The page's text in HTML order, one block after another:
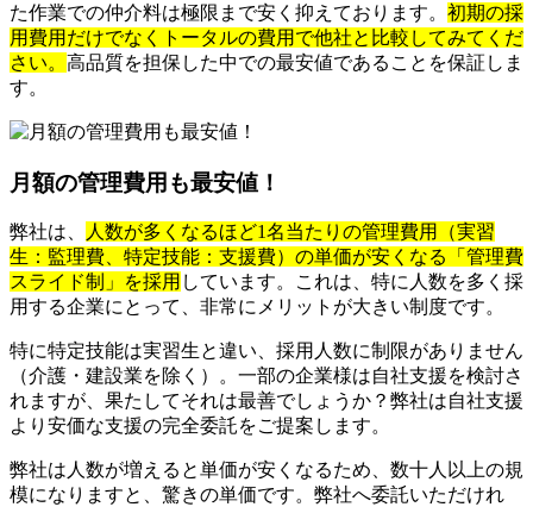
た作業での仲介料は極限まで安く抑えております。 初期の採
用費用だけでなくトータルの費用で他社と比較してみてくだ
さい。 高品質を担保した中での最安値であることを保証しま
す。
月額の管理費用も最安値！
弊社は、
人数が多くなるほど1名当たりの管理費用（実習
生：監理費、特定技能：支援費）の単価が安くなる「管理費
スライド制」を採用 しています。これは、特に人数を多く採
用する企業にとって、非常にメリットが大きい制度です。
特に特定技能は実習生と違い、採用人数に制限がありません
（介護・建設業を除く）。一部の企業様は自社支援を検討さ
れますが、果たしてそれは最善でしょうか？弊社は自社支援
より安価な支援の完全委託をご提案します。
弊社は人数が増えると単価が安くなるため、数十人以上の規
模になりますと、驚きの単価です。弊社へ委託いただけれ